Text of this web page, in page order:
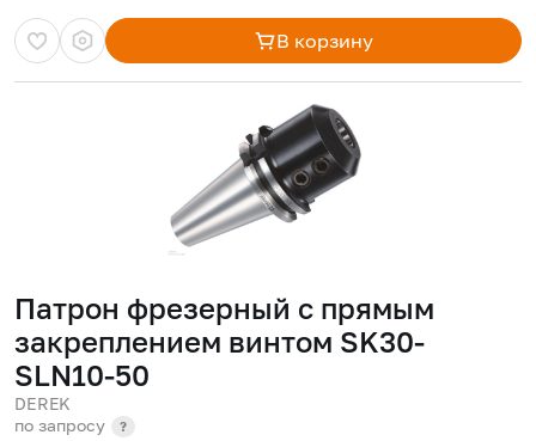
В корзину
Патрон фрезерный с прямым
закреплением винтом SK30-
SLN10-50
DEREK
по запросу
?